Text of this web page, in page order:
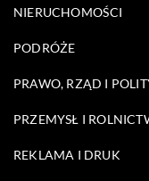
NIERUCHOMOŚCI
PODRÓŻE
PRAWO, RZĄD I
PRZEMYSŁ I
REKLAMA I DRUK